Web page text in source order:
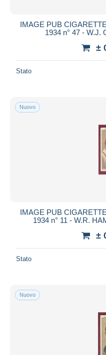
IMAGE PUB
1934 n° 47 - W.J.
±
Stato
Nuovo
IMAGE PUB
1934 n° 11 - W.R.
±
Stato
Nuovo